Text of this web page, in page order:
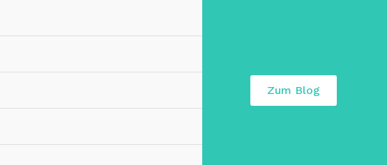
Zum Blog